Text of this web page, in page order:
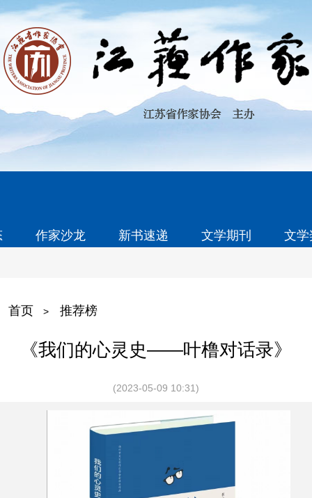
作家沙龙 新书速递 文学期刊 文
首页 > 推荐榜
《我们的心灵史——叶橹对话录》
(2023-05-09 10:31)